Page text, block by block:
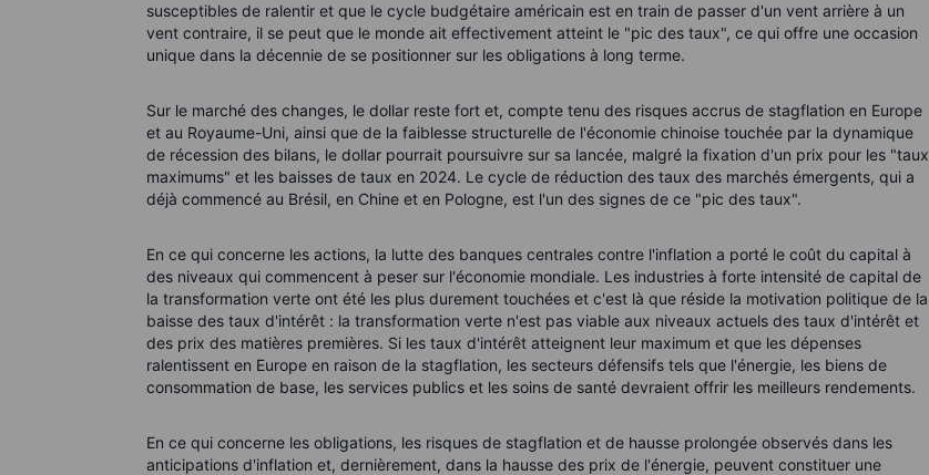
susceptibles de ralentir et que le cycle budgétaire américain est en train de passer d'un vent arrière à un
vent contraire, il se peut que le monde ait effectivement atteint le "pic des taux", ce qui offre une occasion
unique dans la décennie de se positionner sur les obligations à long terme.
Sur le marché des changes, le dollar reste fort et, compte tenu des risques accrus de stagflation en Europe
et au Royaume-Uni, ainsi que de la faiblesse structurelle de l'économie chinoise touchée par la dynamique
de récession des bilans, le dollar pourrait poursuivre sur sa lancée, malgré la fixation d'un prix pour les "taux
maximums" et les baisses de taux en 2024. Le cycle de réduction des taux des marchés émergents, qui a
déjà commencé au Brésil, en Chine et en Pologne, est l'un des signes de ce "pic des taux".
En ce qui concerne les actions, la lutte des banques centrales contre l'inflation a porté le coût du capital à
des niveaux qui commencent à peser sur l'économie mondiale. Les industries à forte intensité de capital de
la transformation verte ont été les plus durement touchées et c'est là que réside la motivation politique de la
baisse des taux d'intérêt : la transformation verte n'est pas viable aux niveaux actuels des taux d'intérêt et
des prix des matières premières. Si les taux d'intérêt atteignent leur maximum et que les dépenses
ralentissent en Europe en raison de la stagflation, les secteurs défensifs tels que l'énergie, les biens de
consommation de base, les services publics et les soins de santé devraient offrir les meilleurs rendements.
En ce qui concerne les obligations, les risques de stagflation et de hausse prolongée observés dans les
anticipations d'inflation et, dernièrement, dans la hausse des prix de l'énergie, peuvent constituer une